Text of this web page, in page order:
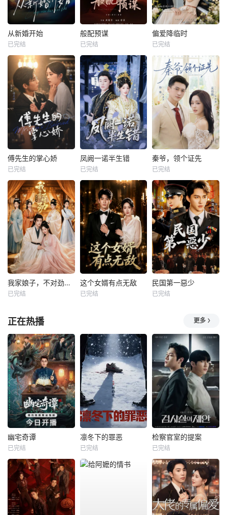
从新婚开始
已完结
般配预谋
已完结
偏爱降临时
已完结
傅先生的掌心娇
已完结
凤阙一诺半生错
已完结
秦爷，领个证先
已完结
我家娘子，不对劲第四季
已完结
这个女婿有点无敌
已完结
民国第一惡少
已完结
正在热播 更多
幽宅奇谭
已完结
凛冬下的罪恶
已完结
检察官室的提案
已完结